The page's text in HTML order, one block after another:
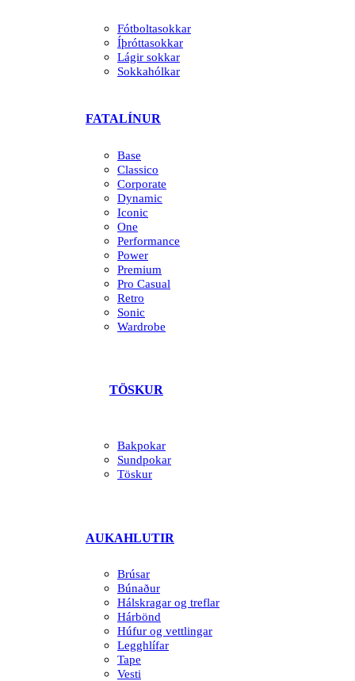
Fótboltasokkar
Íþróttasokkar
Lágir sokkar
Sokkahólkar
FATALÍNUR
Base
Classico
Corporate
Dynamic
Iconic
One
Performance
Power
Premium
Pro Casual
Retro
Sonic
Wardrobe
TÖSKUR
Bakpokar
Sundpokar
Töskur
AUKAHLUTIR
Brúsar
Búnaður
Hálskragar og treflar
Hárbönd
Húfur og vettlingar
Legghlífar
Tape
Vesti